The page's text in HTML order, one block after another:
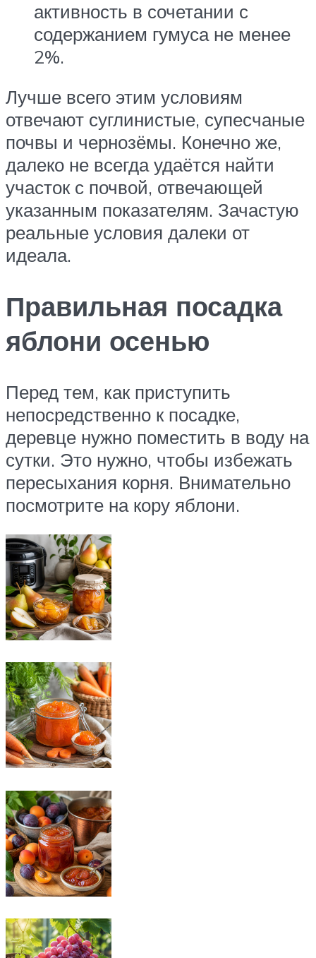
активность в сочетании с
содержанием гумуса не менее
2%.
Лучше всего этим условиям
отвечают суглинистые, супесчаные
почвы и чернозёмы. Конечно же,
далеко не всегда удаётся найти
участок с почвой, отвечающей
указанным показателям. Зачастую
реальные условия далеки от
идеала.
Правильная посадка
яблони осенью
Перед тем, как приступить
непосредственно к посадке,
деревце нужно поместить в воду на
сутки. Это нужно, чтобы избежать
пересыхания корня. Внимательно
посмотрите на кору яблони.